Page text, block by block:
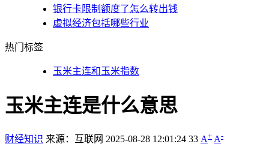
银行卡限制额度了怎么转出钱
虚拟经济包括哪些行业
热门标签
玉米主连和玉米指数
玉米主连是什么意思
财经知识 来源：互联网 2025-08-28 12:01:24 33 A+ A-